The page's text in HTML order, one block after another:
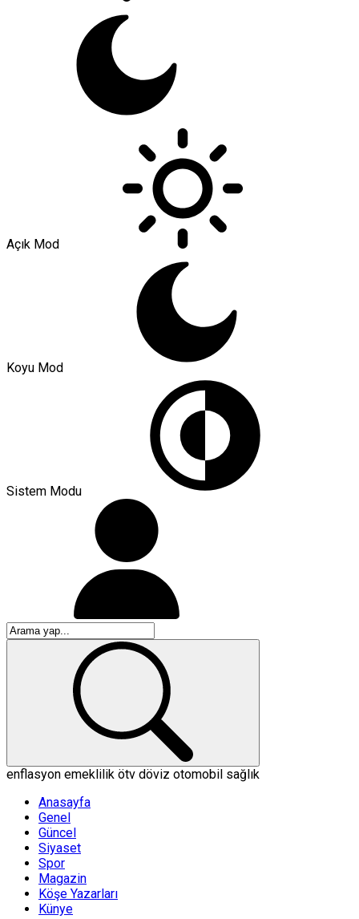
Açık Mod
Koyu Mod
Sistem Modu
enflasyon emeklilik ötv döviz otomobil sağlık
Anasayfa
Genel
Güncel
Siyaset
Spor
Magazin
Köşe Yazarları
Künye